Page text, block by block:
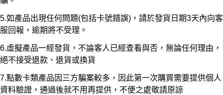
5.如產品出現任何問題(包括卡號錯誤)，請於發貨日期3天內向客
服回報，逾期將不受理。
6.虛擬產品一經發貨，不論客人已經查看與否，無論任何理由，
絕不接受退款、退貨或換貨
7.點數卡類產品因三方騙案較多，因此第一次購買需要提供個人
資料驗證，通過後就不用再提供，不便之處敬請原諒